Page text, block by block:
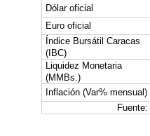
Dólar oficial
Euro oficial
Índice Bursátil Caracas
(IBC)
Liquidez Monetaria
(MMBs.)
Inflación (Var% mensual)